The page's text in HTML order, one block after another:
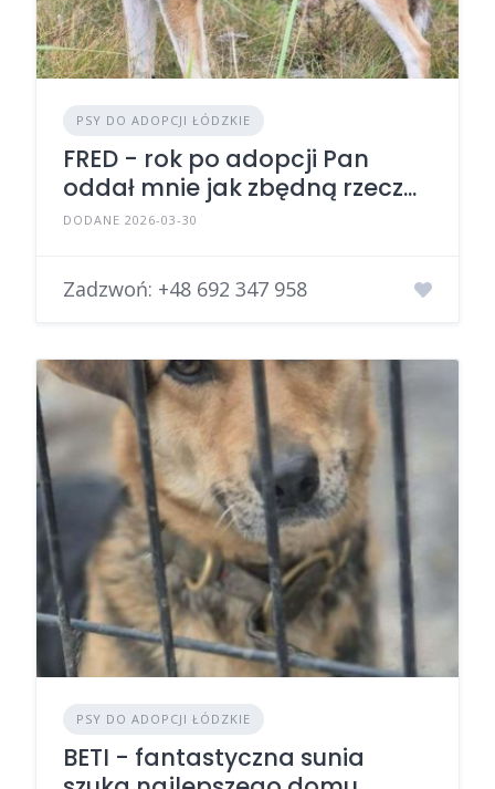
PSY DO ADOPCJI ŁÓDZKIE
FRED - rok po adopcji Pan
oddał mnie jak zbędną rzecz...
DODANE 2026-03-30
Zadzwoń: +48 692 347 958
PSY DO ADOPCJI ŁÓDZKIE
BETI - fantastyczna sunia